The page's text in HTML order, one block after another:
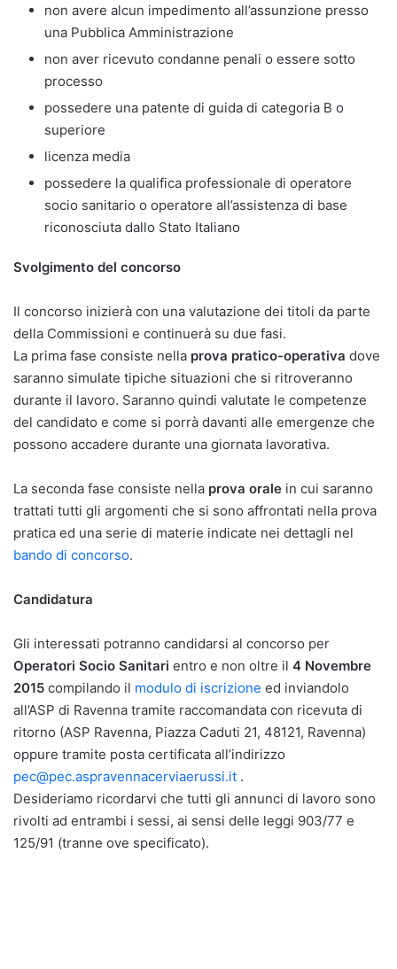
non avere alcun impedimento all’assunzione presso
una Pubblica Amministrazione
non aver ricevuto condanne penali o essere sotto
processo
possedere una patente di guida di categoria B o
superiore
licenza media
possedere la qualifica professionale di operatore
socio sanitario o operatore all’assistenza di base
riconosciuta dallo Stato Italiano
Svolgimento del concorso
Il concorso inizierà con una valutazione dei titoli da parte
della Commissioni e continuerà su due fasi.
La prima fase consiste nella prova pratico-operativa dove
saranno simulate tipiche situazioni che si ritroveranno
durante il lavoro. Saranno quindi valutate le competenze
del candidato e come si porrà davanti alle emergenze che
possono accadere durante una giornata lavorativa.
La seconda fase consiste nella prova orale in cui saranno
trattati tutti gli argomenti che si sono affrontati nella prova
pratica ed una serie di materie indicate nei dettagli nel
bando di concorso.
Candidatura
Gli interessati potranno candidarsi al concorso per
Operatori Socio Sanitari entro e non oltre il 4 Novembre
2015 compilando il modulo di iscrizione ed inviandolo
all’ASP di Ravenna tramite raccomandata con ricevuta di
ritorno (ASP Ravenna, Piazza Caduti 21, 48121, Ravenna)
oppure tramite posta certificata all’indirizzo
pec@pec.aspravennacerviaerussi.it .
Desideriamo ricordarvi che tutti gli annunci di lavoro sono
rivolti ad entrambi i sessi, ai sensi delle leggi 903/77 e
125/91 (tranne ove specificato).